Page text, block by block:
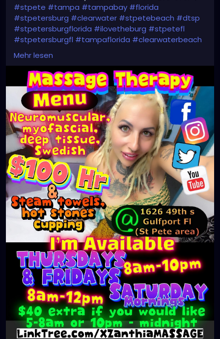
#stpete #tampa #tampabay #florida
#stpetersburg #clearwater #stpetebeach #dtsp
#stpetersburgflorida #ilovetheburg #stpetefl
#stpetersburgfl #tampaflorida #clearwaterbeach
#sarasota
#southtampa
#largo#igersstpete#Pinellascounty#ilovestpete
#massageTherapist#instaburg#brandon
#massage#massagetherapy#palmharbor
Mehr lesen